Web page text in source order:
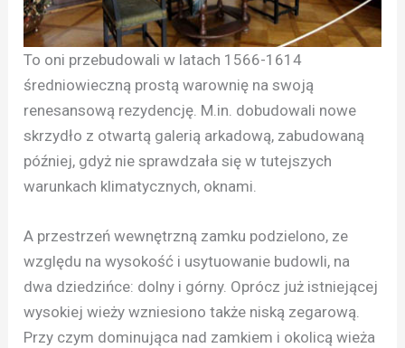
To oni przebudowali w latach 1566-1614
średniowieczną prostą warownię na swoją
renesansową rezydencję. M.in. dobudowali nowe
skrzydło z otwartą galerią arkadową, zabudowaną
później, gdyż nie sprawdzała się w tutejszych
warunkach klimatycznych, oknami.
A przestrzeń wewnętrzną zamku podzielono, ze
względu na wysokość i usytuowanie budowli, na
dwa dziedzińce: dolny i górny. Oprócz już istniejącej
wysokiej wieży wzniesiono także niską zegarową.
Przy czym dominująca nad zamkiem i okolicą wieża